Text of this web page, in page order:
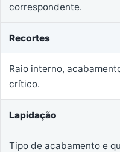
correspondente.
Recortes
Raio interno,
crítico.
Lapidação
Tipo de acabamento e